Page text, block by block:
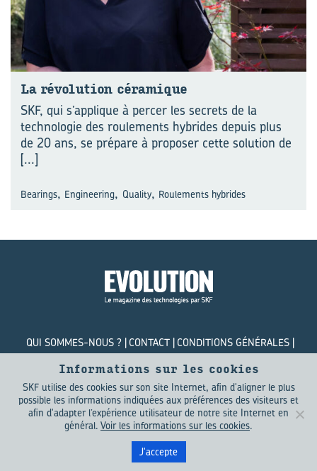
La ré­vo­lu­tion cé­ra­mique
SKF, qui s’applique à percer les secrets de la
technologie des roulements hybrides depuis plus
de 20 ans, se prépare à proposer cette solution de
[...]
Bearings, Engineering, Quality, Roulements hybrides
QUI SOMMES-NOUS ? CONTACT
CONDITIONS GÉNÉRALES
© SKF Evolution 2026
Informations sur les cookies
SKF utilise des cookies sur son site Internet, afin d'aligner le plus
possible les informations indiquées aux préférences des visiteurs et
afin d'adapter l’expérience utilisateur de notre site Internet en
général. Voir les informations sur les cookies.
J'accepte